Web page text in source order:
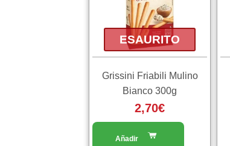
ESAURITO
Grissini Friabili Mulino
Bianco 300g
2,70€